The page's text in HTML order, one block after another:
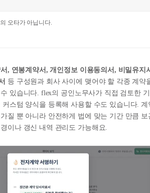
오타가 아닙니다.
, 연봉계약서, 개인정보 이용동의서, 비밀유지
등 구성원과 회사 사이에 맺어야 할 각종 계약
있습니다. flex의 공인노무사가 직접 검토한 기
커스텀 양식을 등록해 사용할 수도 있습니다. 계
질 뿐 아니라 안전하게 법에 맞는 기간 만큼 보
이나 갱신 내역 관리도 가능해요.